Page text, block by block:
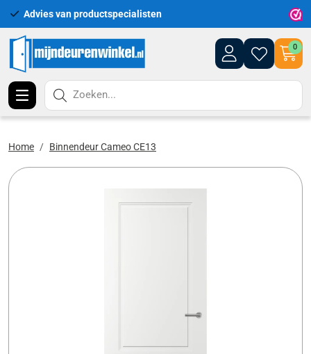
Advies van productspecialisten
0
Zoeken...
Home Binnendeur Cameo CE13